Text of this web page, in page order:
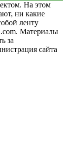
На этом
ни какие
ленту
Материалы
за
сайта